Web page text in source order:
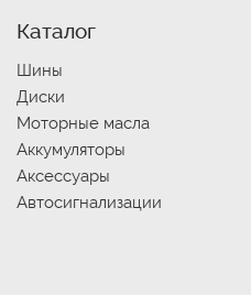
Каталог
Шины
Диски
Моторные масла
Аккумуляторы
Аксессуары
Автосигнализации